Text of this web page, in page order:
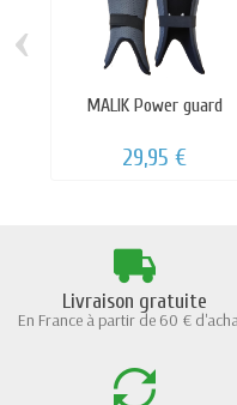
MALIK Power guard
29,95 €
‹
Livraison gratuite
En France à partir de 60 €